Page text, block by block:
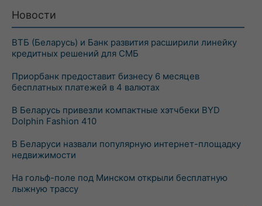
Новости
ВТБ (Беларусь) и Банк развития расширили линейку
кредитных решений для СМБ
Приорбанк предоставит бизнесу 6 месяцев
бесплатных платежей в 4 валютах
В Беларусь привезли компактные хэтчбеки BYD
Dolphin Fashion 410
В Беларуси назвали популярную интернет-площадку
недвижимости
На гольф-поле под Минском открыли бесплатную
лыжную трассу